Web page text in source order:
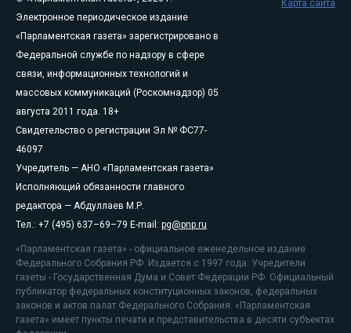
Электронное периодическое издание
«Парламентская газета» зарегистрировано в
Федеральной службе по надзору в сфере
связи, информационных технологий и
массовых коммуникаций (Роскомнадзор) 05
августа 2011 года. 18+
Свидетельство о регистрации Эл № ФС77-
46097
Учредитель — АНО «Парламентская газета»
Исполняющий обязанности главного
редактора — Абдуллаев М.Р.
Тел.: +7 (495) 637–69–79 E-mail: pg@pnp.ru
«Парламентская газета» - официальное еженедельное издание
Федерального Собрания РФ. Издается с 1997 года. Учредители
газеты - Государственная Дума и Совет Федерации РФ. Официальный
публикатор федеральных конституционных законов, федеральных
законов и актов палат Федерального Собрания. «Парламентская
газета» имеет пункты печати и представительства в десяти субъектах
Карта сайта